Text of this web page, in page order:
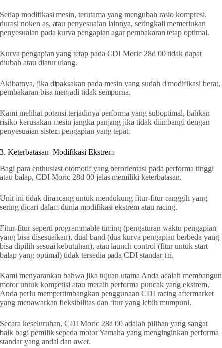
Setiap modifikasi mesin, terutama yang mengubah rasio kompresi,
durasi noken as, atau penyesuaian lainnya, seringkali memerlukan
penyesuaian pada kurva pengapian agar pembakaran tetap optimal.
Kurva pengapian yang tetap pada CDI Moric 28d 00 tidak dapat
diubah atau diatur ulang.
Akibatnya, jika dipaksakan pada mesin yang sudah dimodifikasi berat,
pembakaran bisa menjadi tidak sempurna.
Kami melihat potensi terjadinya performa yang suboptimal, bahkan
risiko kerusakan mesin jangka panjang jika tidak diimbangi dengan
penyesuaian sistem pengapian yang tepat.
3. Keterbatasan Modifikasi Ekstrem
Bagi para enthusiast otomotif yang berorientasi pada performa tinggi
atau balap, CDI Moric 28d 00 jelas memiliki keterbatasan.
Unit ini tidak dirancang untuk mendukung fitur-fitur canggih yang
sering dicari dalam dunia modifikasi ekstrem atau racing.
Fitur-fitur seperti programmable timing (pengaturan waktu pengapian
yang bisa disesuaikan), dual band (dua kurva pengapian berbeda yang
bisa dipilih sesuai kebutuhan), atau launch control (fitur untuk start
balap yang optimal) tidak tersedia pada CDI standar ini.
Kami menyarankan bahwa jika tujuan utama Anda adalah membangun
motor untuk kompetisi atau meraih performa puncak yang ekstrem,
Anda perlu mempertimbangkan penggunaan CDI racing aftermarket
yang menawarkan fleksibilitas dan fitur yang lebih mumpuni.
Secara keseluruhan, CDI Moric 28d 00 adalah pilihan yang sangat
baik bagi pemilik sepeda motor Yamaha yang menginginkan performa
standar yang andal dan awet.